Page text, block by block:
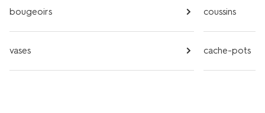
bougeoirs
vases
coussins
cache-pots